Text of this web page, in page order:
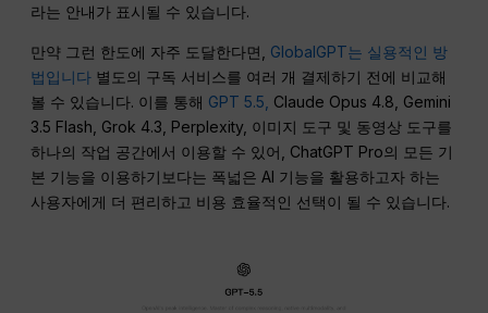
라는 안내가 표시될 수 있습니다.
만약 그런 한도에 자주 도달한다면, GlobalGPT는 실용적인 방
법입니다 별도의 구독 서비스를 여러 개 결제하기 전에 비교해
볼 수 있습니다. 이를 통해 GPT 5.5, Claude Opus 4.8, Gemini
3.5 Flash, Grok 4.3, Perplexity, 이미지 도구 및 동영상 도구를
하나의 작업 공간에서 이용할 수 있어, ChatGPT Pro의 모든 기
본 기능을 이용하기보다는 폭넓은 AI 기능을 활용하고자 하는
사용자에게 더 편리하고 비용 효율적인 선택이 될 수 있습니다.